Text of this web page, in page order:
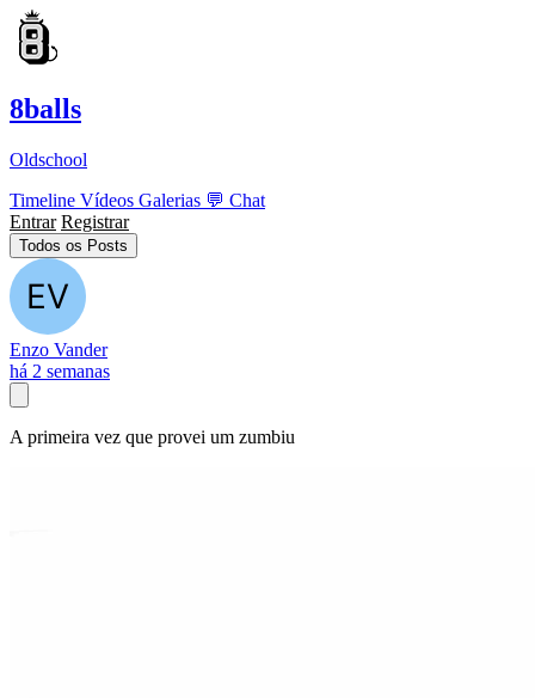
8balls
Oldschool
Timeline Vídeos Galerias 💬 Chat
Entrar Registrar
Todos os Posts
Enzo Vander
há 2 semanas
A primeira vez que provei um zumbiu